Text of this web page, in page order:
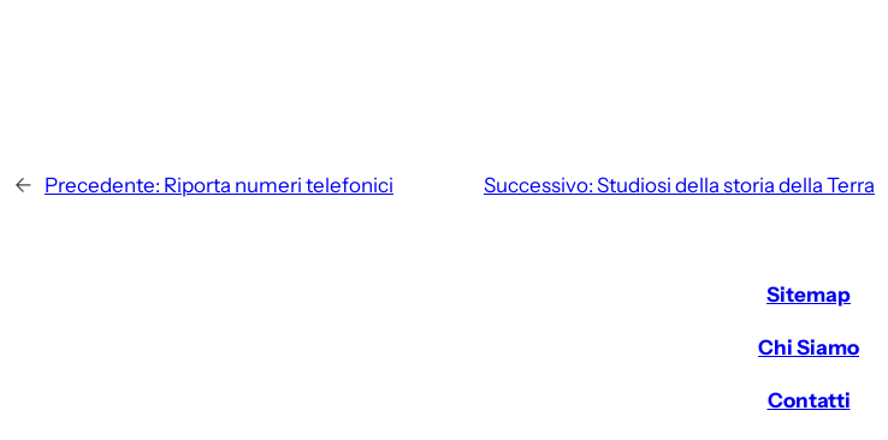
← Precedente: Riporta numeri telefonici Successivo: Studiosi della storia della Terra
Sitemap
Chi Siamo
Contatti